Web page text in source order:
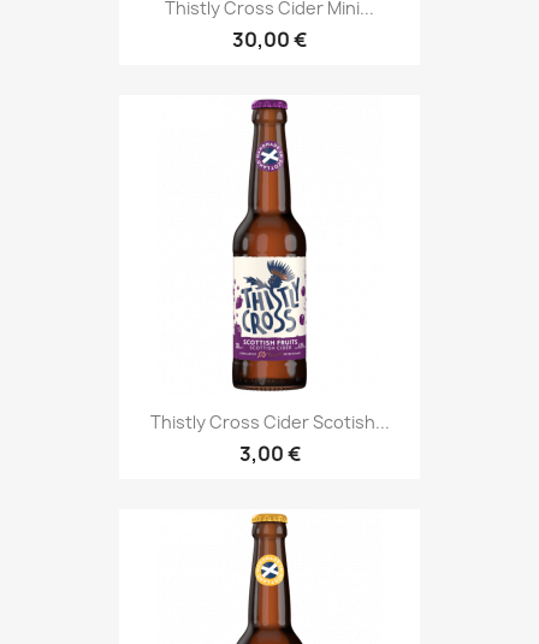
Thistly Cross Cider Mini...
30,00 €
Thistly Cross Cider Scotish...
3,00 €